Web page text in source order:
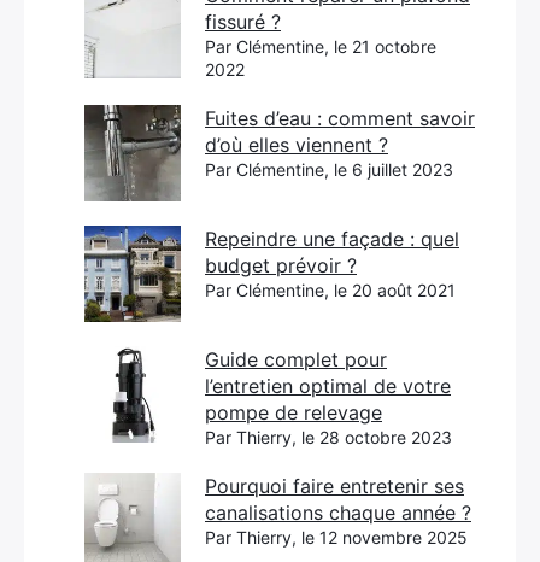
fissuré ?
Par Clémentine, le 21 octobre
2022
Fuites d’eau : comment savoir
d’où elles viennent ?
Par Clémentine, le 6 juillet 2023
Repeindre une façade : quel
budget prévoir ?
Par Clémentine, le 20 août 2021
Guide complet pour
l’entretien optimal de votre
pompe de relevage
Par Thierry, le 28 octobre 2023
Pourquoi faire entretenir ses
canalisations chaque année ?
Par Thierry, le 12 novembre 2025